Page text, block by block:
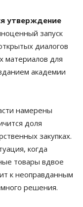
утверждение
запуск
диалогов
материалов для
академии
намерены
доля
закупках.
когда
товары вдвое
к неоправданным
решения.